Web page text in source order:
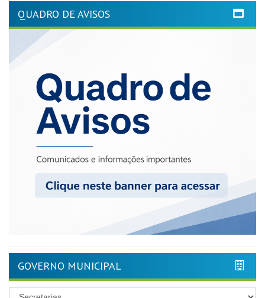
QUADRO DE AVISOS
GOVERNO MUNICIPAL